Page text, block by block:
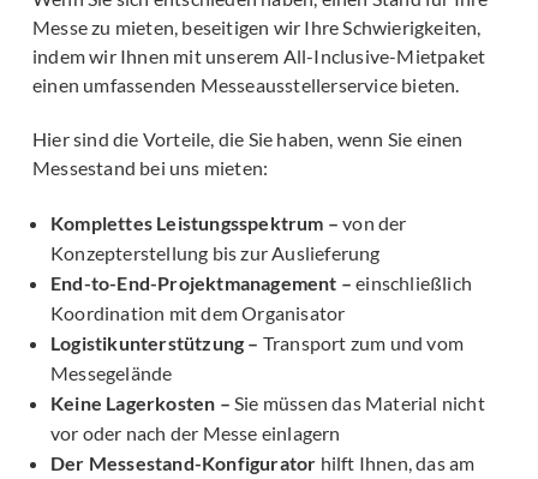
Messe zu mieten, beseitigen wir Ihre Schwierigkeiten,
indem wir Ihnen mit unserem All-Inclusive-Mietpaket
einen umfassenden Messeausstellerservice bieten.
Hier sind die Vorteile, die Sie haben, wenn Sie einen
Messestand bei uns mieten:
Komplettes Leistungsspektrum – von der
Konzepterstellung bis zur Auslieferung
End-to-End-Projektmanagement – einschließlich
Koordination mit dem Organisator
Logistikunterstützung – Transport zum und vom
Messegelände
Keine Lagerkosten – Sie müssen das Material nicht
vor oder nach der Messe einlagern
Der Messestand-Konfigurator hilft Ihnen, das am